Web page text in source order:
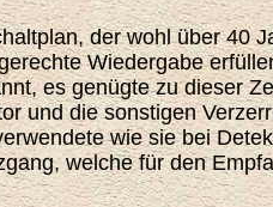
der wohl über 40
Wiedergabe
es genügte zu dieser
und die sonstigen
wie sie bei
welche für den